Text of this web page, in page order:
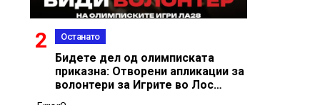
Останато
Бидете дел од олимписката
приказна: Отворени апликации за
волонтери за Игрите во Лос